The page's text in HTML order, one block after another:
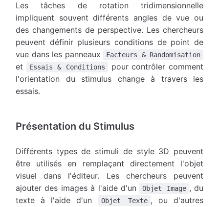
Les tâches de rotation tridimensionnelle
impliquent souvent différents angles de vue ou
des changements de perspective. Les chercheurs
peuvent définir plusieurs conditions de point de
vue dans les panneaux
Facteurs & Randomisation
et Essais & Conditions
pour contrôler comment
l'orientation du stimulus change à travers les
essais.
Présentation du Stimulus
Différents types de stimuli de style 3D peuvent
être utilisés en remplaçant directement l'objet
visuel dans l'éditeur. Les chercheurs peuvent
ajouter des images à l'aide d'un
Objet Image , du
texte à l'aide d'un
Objet Texte , ou d'autres